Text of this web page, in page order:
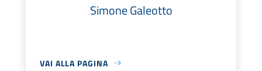
Simone Galeotto
VAI ALLA PAGINA